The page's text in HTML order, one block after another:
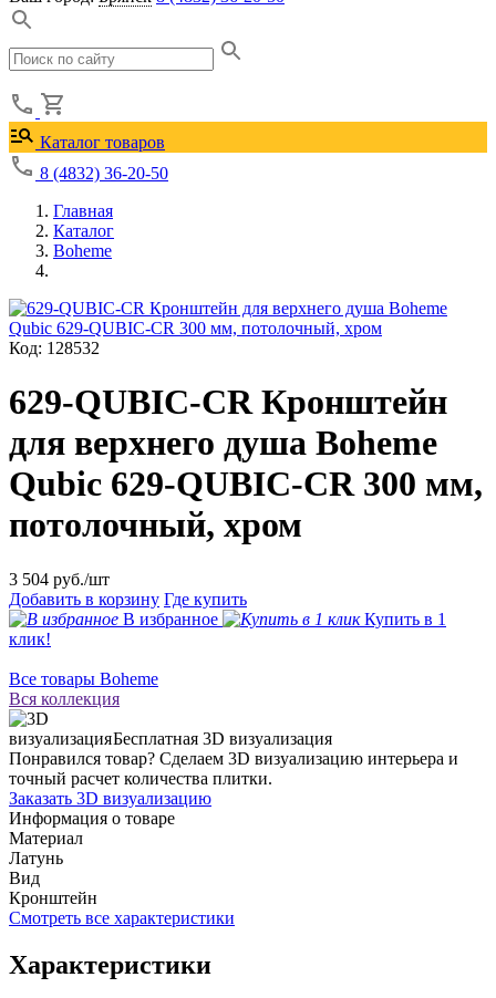
Каталог товаров
8 (4832) 36-20-50
Главная
Каталог
Boheme
Код: 128532
629-QUBIC-CR Кронштейн
для верхнего душа Boheme
Qubic 629-QUBIC-CR 300 мм,
потолочный, хром
3 504 руб./шт
Добавить в корзину Где купить
В избранное
Купить в 1
клик!
Все товары Boheme
Вся коллекция
Бесплатная 3D визуализация
Понравился товар? Сделаем 3D визуализацию интерьера и
точный расчет количества плитки.
Заказать 3D визуализацию
Информация о товаре
Материал
Латунь
Вид
Кронштейн
Смотреть все характеристики
Характеристики